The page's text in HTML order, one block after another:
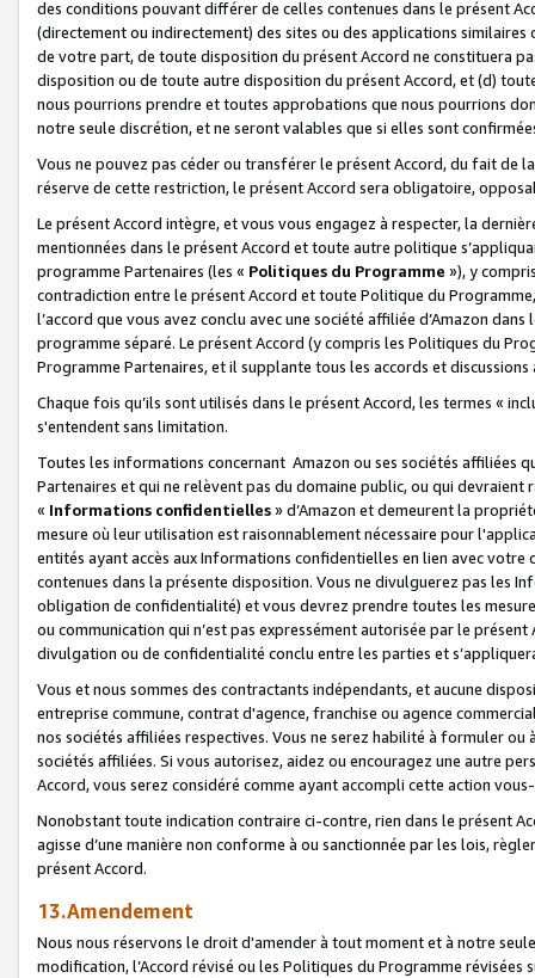
des conditions pouvant différer de celles contenues dans le présent
(directement ou indirectement) des sites ou des applications
de votre part, de toute disposition du présent Accord ne constituera
disposition ou de toute autre disposition du présent Accord, et (d)
nous pourrions prendre et toutes approbations que nous pourrions
notre seule discrétion, et ne seront valables que si elles sont
Vous ne pouvez pas céder ou transférer le présent Accord, du fait de
réserve de cette restriction, le présent Accord sera obligatoire,
Le présent Accord intègre, et vous vous engagez à respecter, la
mentionnées dans le présent Accord et toute autre politique
programme Partenaires (les « Politiques du Programme »), y
contradiction entre le présent Accord et toute Politique du
l’accord que vous avez conclu avec une société affiliée d’Amazon
programme séparé. Le présent Accord (y compris les Politiques du
Programme Partenaires, et il supplante tous les accords et discussions
Chaque fois qu’ils sont utilisés dans le présent Accord, les termes «
s'entendent sans limitation.
Toutes les informations concernant Amazon ou ses sociétés affiliées
Partenaires et qui ne relèvent pas du domaine public, ou qui
« Informations confidentielles» d’Amazon et demeurent la
mesure où leur utilisation est raisonnablement nécessaire pour
entités ayant accès aux Informations confidentielles en lien avec
contenues dans la présente disposition. Vous ne divulguerez pas les
obligation de confidentialité) et vous devrez prendre toutes les
ou communication qui n’est pas expressément autorisée par le
divulgation ou de confidentialité conclu entre les parties et
Vous et nous sommes des contractants indépendants, et aucune
entreprise commune, contrat d'agence, franchise ou agence
nos sociétés affiliées respectives. Vous ne serez habilité à formuler
sociétés affiliées. Si vous autorisez, aidez ou encouragez une autre
Accord, vous serez considéré comme ayant accompli cette action
Nonobstant toute indication contraire ci-contre, rien dans le présent
agisse d’une manière non conforme à ou sanctionnée par les lois,
présent Accord.
13.Amendement
Nous nous réservons le droit d'amender à tout moment et à notre
modification, l’Accord révisé ou les Politiques du Programme